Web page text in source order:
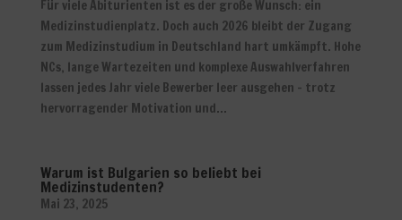
Für viele Abiturienten ist es der große Wunsch: ein
Medizinstudienplatz. Doch auch 2026 bleibt der Zugang
zum Medizinstudium in Deutschland hart umkämpft. Hohe
NCs, lange Wartezeiten und komplexe Auswahlverfahren
lassen jedes Jahr viele Bewerber leer ausgehen – trotz
hervorragender Motivation und...
Warum ist Bulgarien so beliebt bei
Medizinstudenten?
Mai 23, 2025